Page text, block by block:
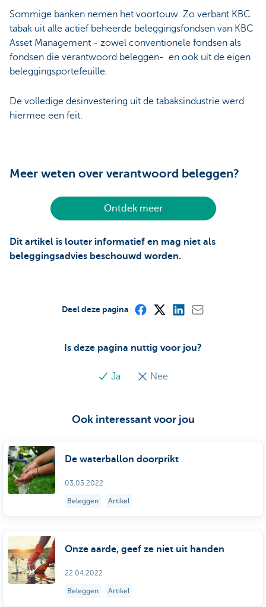
Sommige banken nemen het voortouw. Zo verbant KBC
tabak uit alle actief beheerde beleggingsfondsen van KBC
Asset Management - zowel conventionele fondsen als
fondsen die verantwoord beleggen- en ook uit de eigen
beleggingsportefeuille.
De volledige desinvestering uit de tabaksindustrie werd
hiermee een feit.
Meer weten over verantwoord beleggen?
Ontdek meer
Dit artikel is louter informatief en mag niet als
beleggingsadvies beschouwd worden.
Is deze pagina nuttig voor jou?
Ja Nee
Deel deze pagina
Ook interessant voor jou
De waterballon doorprikt
03.05.2022
Beleggen Artikel
Onze aarde, geef ze niet uit handen
22.04.2022
Beleggen Artikel